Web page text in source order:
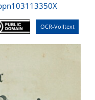
OCR-Volltext